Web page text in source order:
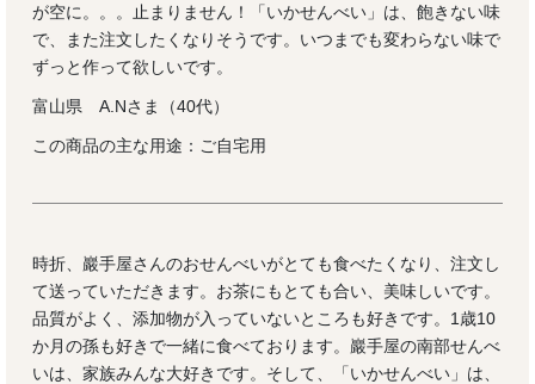
が空に。。。止まりません！「いかせんべい」は、飽きない味
で、また注文したくなりそうです。いつまでも変わらない味で
ずっと作って欲しいです。
富山県 A.Nさま（40代）
この商品の主な用途：ご自宅用
時折、巖手屋さんのおせんべいがとても食べたくなり、注文し
て送っていただきます。お茶にもとても合い、美味しいです。
品質がよく、添加物が入っていないところも好きです。1歳10
か月の孫も好きで一緒に食べております。巖手屋の南部せんべ
いは、家族みんな大好きです。そして、「いかせんべい」は、